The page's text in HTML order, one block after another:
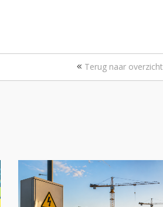
Terug naar overzicht